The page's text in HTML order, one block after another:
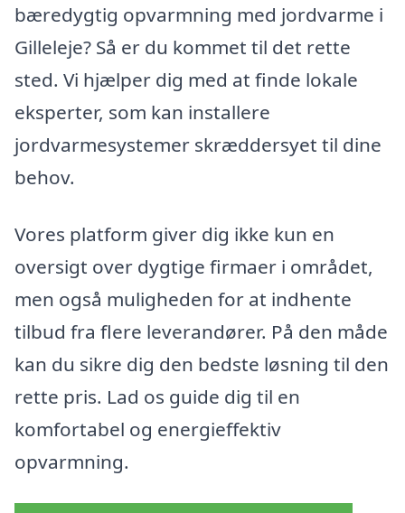
bæredygtig opvarmning med jordvarme i
Gilleleje? Så er du kommet til det rette
sted. Vi hjælper dig med at finde lokale
eksperter, som kan installere
jordvarmesystemer skræddersyet til dine
behov.
Vores platform giver dig ikke kun en
oversigt over dygtige firmaer i området,
men også muligheden for at indhente
tilbud fra flere leverandører. På den måde
kan du sikre dig den bedste løsning til den
rette pris. Lad os guide dig til en
komfortabel og energieffektiv
opvarmning.